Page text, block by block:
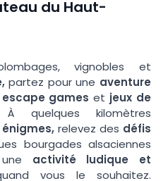
du Haut-
vignobles et
partez pour une aventure
escape games et jeux de
À quelques kilomètres
énigmes, relevez des défis
bourgades alsaciennes
activité ludique et
vous le souhaitez.